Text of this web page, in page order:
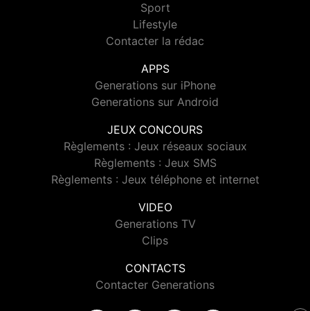
Sport
Lifestyle
Contacter la rédac
APPS
Generations sur iPhone
Generations sur Android
JEUX CONCOURS
Règlements : Jeux réseaux sociaux
Règlements : Jeux SMS
Règlements : Jeux téléphone et internet
VIDEO
Generations TV
Clips
CONTACTS
Contacter Generations